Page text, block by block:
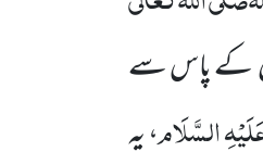
کے پاس سے
السَّلَام، یہ